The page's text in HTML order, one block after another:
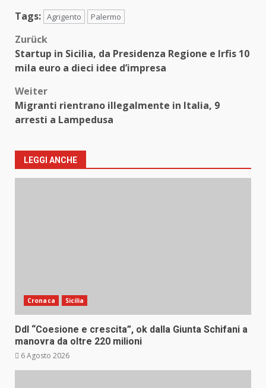
Tags: Agrigento Palermo
Beitragsnavigation
Zurück
Startup in Sicilia, da Presidenza Regione e Irfis 10
mila euro a dieci idee d’impresa
Weiter
Migranti rientrano illegalmente in Italia, 9
arresti a Lampedusa
LEGGI ANCHE
Cronaca Sicilia
Ddl “Coesione e crescita”, ok dalla Giunta Schifani a
manovra da oltre 220 milioni
6 Agosto 2026